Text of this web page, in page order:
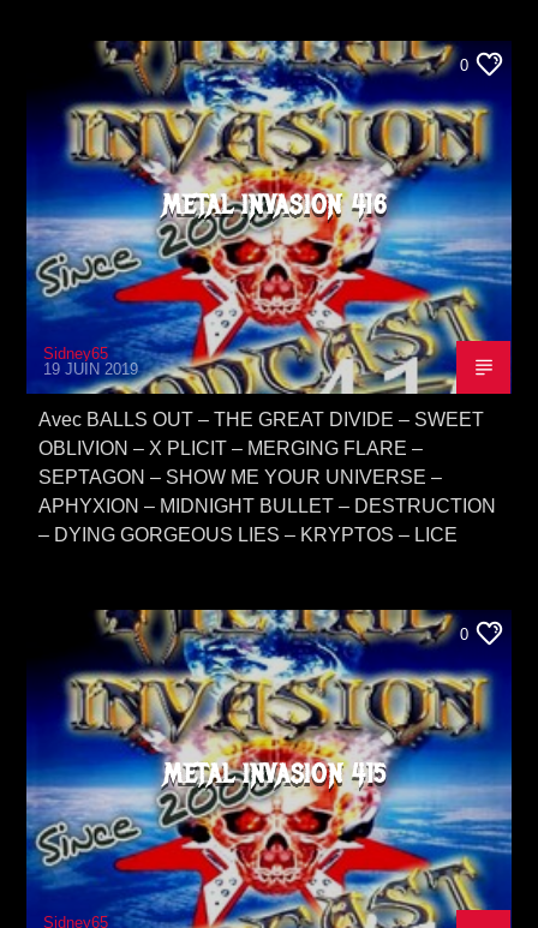
0
METAL INVASION 416
Sidney65
19 JUIN 2019
Avec BALLS OUT – THE GREAT DIVIDE – SWEET
OBLIVION – X PLICIT – MERGING FLARE –
SEPTAGON – SHOW ME YOUR UNIVERSE –
APHYXION – MIDNIGHT BULLET – DESTRUCTION
– DYING GORGEOUS LIES – KRYPTOS – LICE
0
METAL INVASION 415
Sidney65